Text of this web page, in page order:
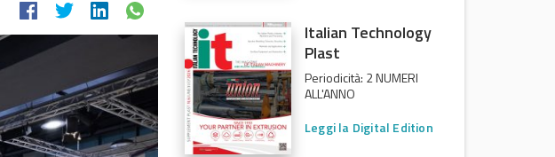
Italian Technology
Plast
Periodicità: 2 NUMERI
ALL'ANNO
Leggi la Digital Edition